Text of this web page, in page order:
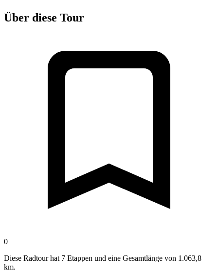
Über diese Tour
0
Diese Radtour hat 7 Etappen und eine Gesamtlänge von 1.063,8
km.